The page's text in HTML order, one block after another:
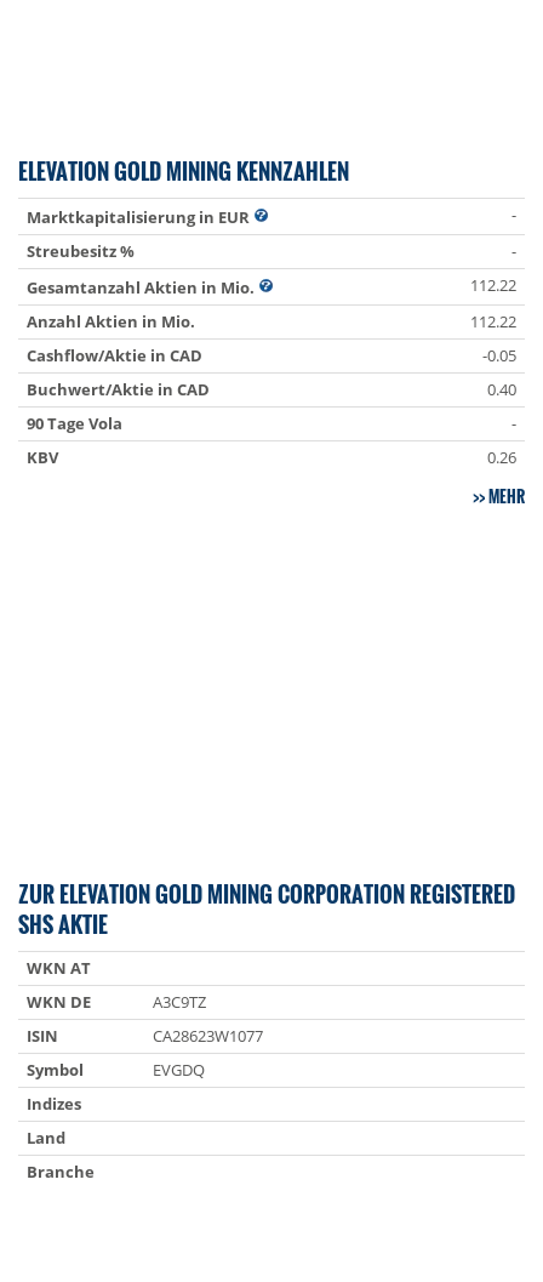
ELEVATION GOLD MINING KENNZAHLEN
Marktkapitalisierung in EUR
-
Streubesitz %
-
Gesamtanzahl Aktien in Mio.
112.22
Anzahl Aktien in Mio.
112.22
Cashflow/Aktie in CAD
-0.05
Buchwert/Aktie in CAD
0.40
90 Tage Vola
-
KBV
0.26
MEHR
ZUR ELEVATION GOLD MINING CORPORATION REGISTERED
SHS AKTIE
WKN AT
WKN DE
A3C9TZ
ISIN
CA28623W1077
Symbol
EVGDQ
Indizes
Land
Branche